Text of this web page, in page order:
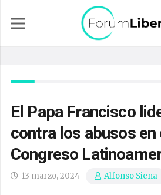
El Papa Francisco
contra los abusos en
Congreso
13 marzo, 2024 Alfonso Siena